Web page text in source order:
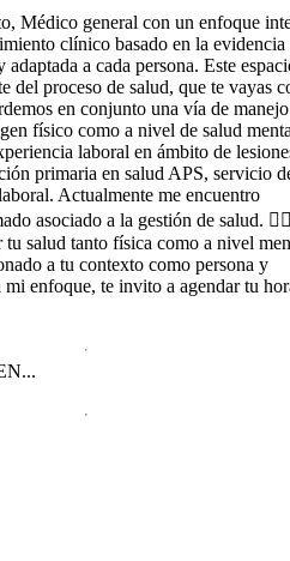
Médico general con un enfoque
clínico basado en la evidencia
adaptada a cada persona. Este
del proceso de salud, que te vayas
en conjunto una vía de
físico como a nivel de salud
laboral en ámbito de
primaria en salud APS, servicio
Actualmente me encuentro
asociado a la gestión de salud.
tu salud tanto física como a nivel
a tu contexto como persona y
mi enfoque, te invito a agendar tu